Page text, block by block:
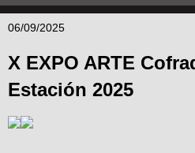
06/09/2025
X EXPO ARTE
Estación 2025